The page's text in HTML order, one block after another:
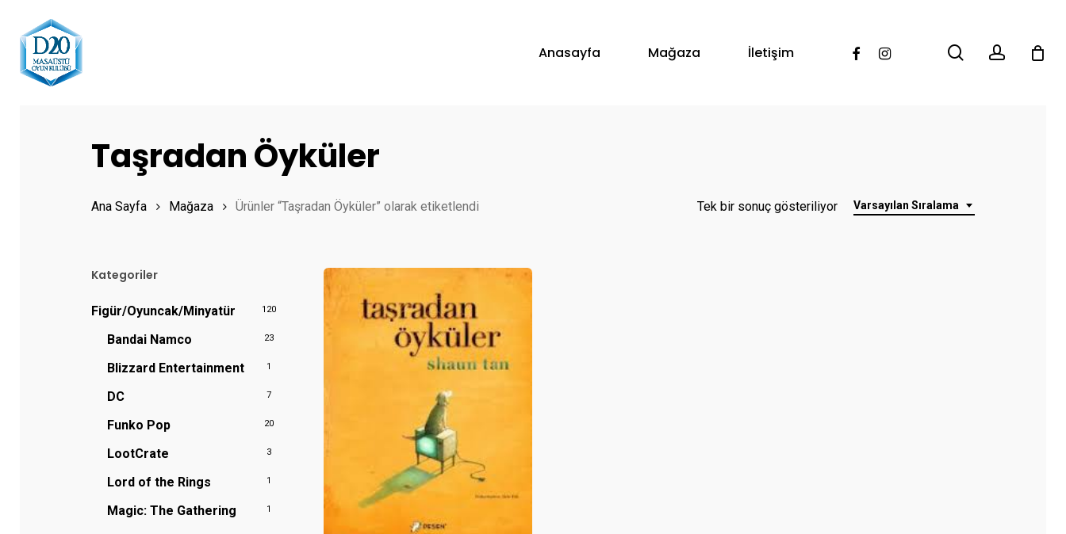
content
Hit enter to search or ESC to close
Anasayfa Mağaza İletişim FacebookInstagram searchaccount
Taşradan Öyküler
Varsayılan Sıralama
Tek bir sonuç gösteriliyor
Ana Sayfa Mağaza Ürünler “Taşradan Öyküler” olarak etiketlendi
Kategoriler
Figür/Oyuncak/Minyatür 120
Bandai Namco 23
Blizzard Entertainment 1
DC 7
Funko Pop 20
LootCrate 3
Lord of the Rings 1
Magic: The Gathering 1